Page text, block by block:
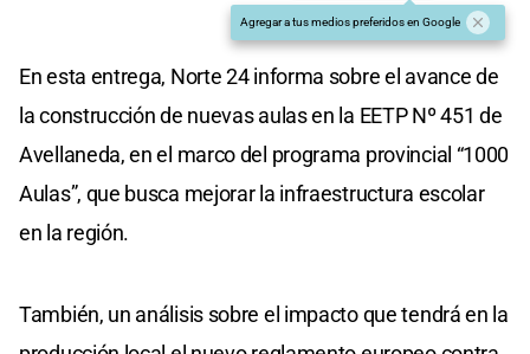
Agregar a tus medios preferidos en Google
En esta entrega, Norte 24 informa sobre el avance de
la construcción de nuevas aulas en la EETP Nº 451 de
Avellaneda, en el marco del programa provincial “1000
Aulas”, que busca mejorar la infraestructura escolar
en la región.
También, un análisis sobre el impacto que tendrá en la